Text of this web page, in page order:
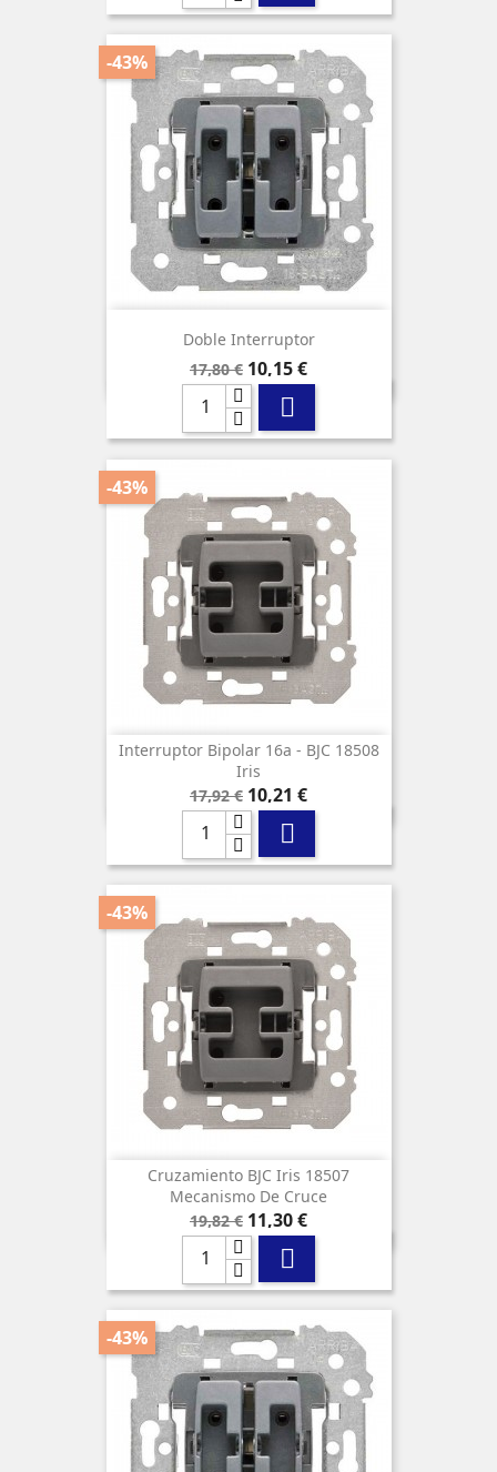
Doble Interruptor
Precio
base
17,80 €
-43%
Precio
10,15 €

Interruptor Bipolar 16a - BJC 18508
Iris
Precio
base
17,92 €
-43%
Precio
10,21 €

Cruzamiento BJC Iris 18507
Mecanismo De Cruce
Precio
base
19,82 €
-43%
Precio
11,30 €

-43%